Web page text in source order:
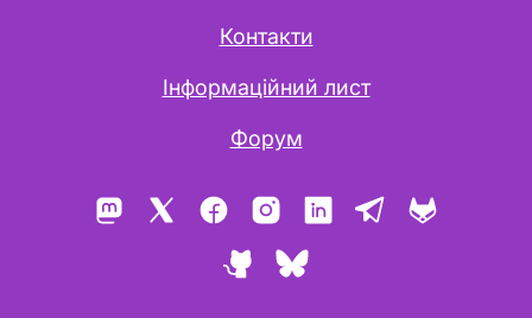
Контакти
Інформаційний лист
Форум
Mastodon FacebookInstagramLinkedInTelegram
GitHubBluesky